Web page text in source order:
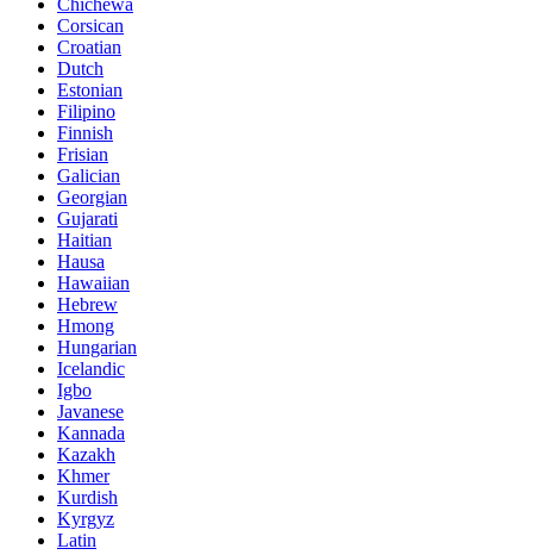
Chichewa
Corsican
Croatian
Dutch
Estonian
Filipino
Finnish
Frisian
Galician
Georgian
Gujarati
Haitian
Hausa
Hawaiian
Hebrew
Hmong
Hungarian
Icelandic
Igbo
Javanese
Kannada
Kazakh
Khmer
Kurdish
Kyrgyz
Latin